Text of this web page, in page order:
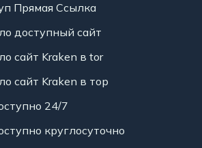
Прямая Ссылка
доступный сайт
сайт Kraken в tor
сайт Kraken в тор
24/7
круглосуточно